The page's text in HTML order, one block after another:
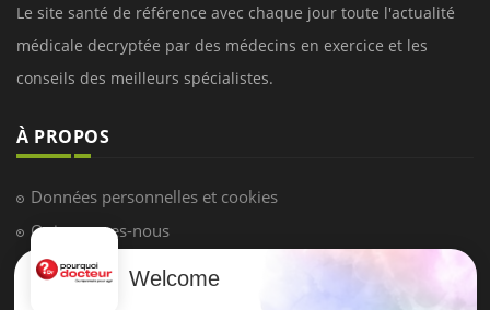
Le site santé de référence avec chaque jour toute l'actualité
médicale decryptée par des médecins en exercice et les
conseils des meilleurs spécialistes.
À PROPOS
Données personnelles et cookies
Qui sommes-nous
Conditions d'utilisation
Welcome